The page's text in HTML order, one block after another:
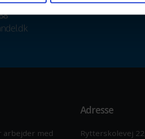
arbejder med
Adresse
Rytterskolevej